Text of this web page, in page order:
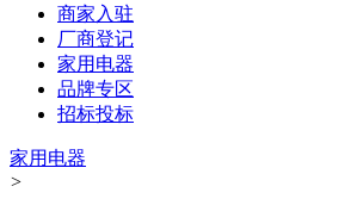
商家入驻
厂商登记
家用电器
品牌专区
招标投标
家用电器
>